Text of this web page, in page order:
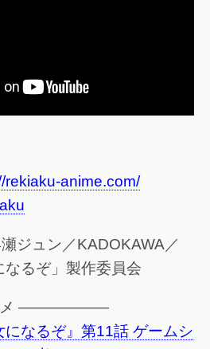
rekiaku-anime.com/
ジュン／KADOKAWA／
なるぞ」製作委員会
スメ ——————
になるぞ』第11話 ゲームシ